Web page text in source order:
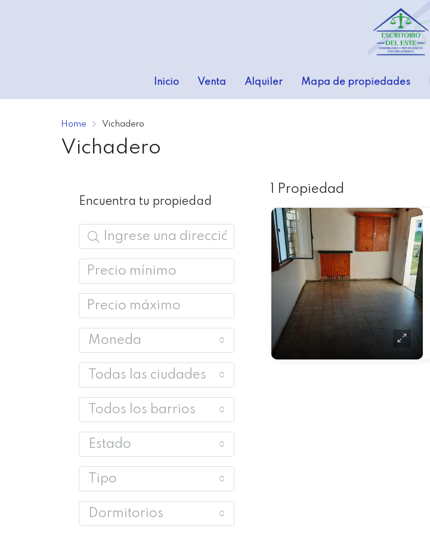
Inicio Venta Alquiler Mapa de propiedades
Home Vichadero
Vichadero
1 Propiedad
Encuentra tu propiedad
Moneda
Todas las ciudades
Todos los barrios
Estado
Tipo
Dormitorios